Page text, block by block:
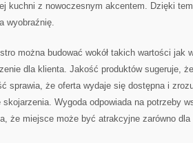
kuchni z nowoczesnym akcentem. Dzięki
wyobraźnię.
można budować wokół takich wartości jak
dla klienta. Jakość produktów sugeruje,
sprawia, że oferta wydaje się dostępna i
skojarzenia. Wygoda odpowiada na potrzeby
że miejsce może być atrakcyjne zarówno